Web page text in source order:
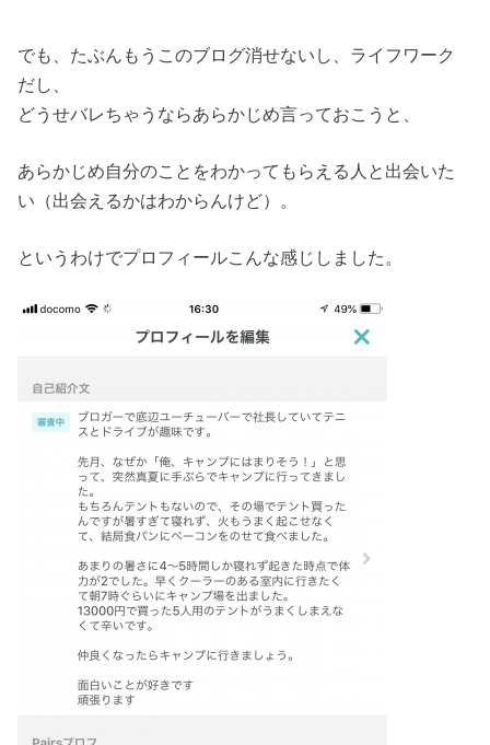
でも、たぶんもうこのブログ消せないし、ライフワーク
だし、
どうせバレちゃうならあらかじめ言っておこうと、
あらかじめ自分のことをわかってもらえる人と出会いた
い（出会えるかはわからんけど）。
というわけでプロフィールこんな感じしました。